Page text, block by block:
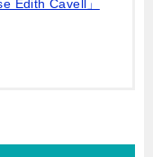
Edith Cavell」